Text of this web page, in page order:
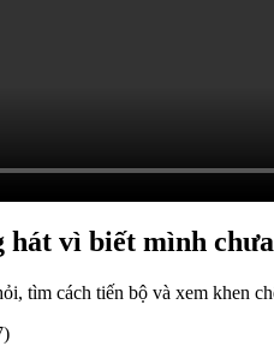
vì biết mình
tìm cách tiến bộ và xem khen